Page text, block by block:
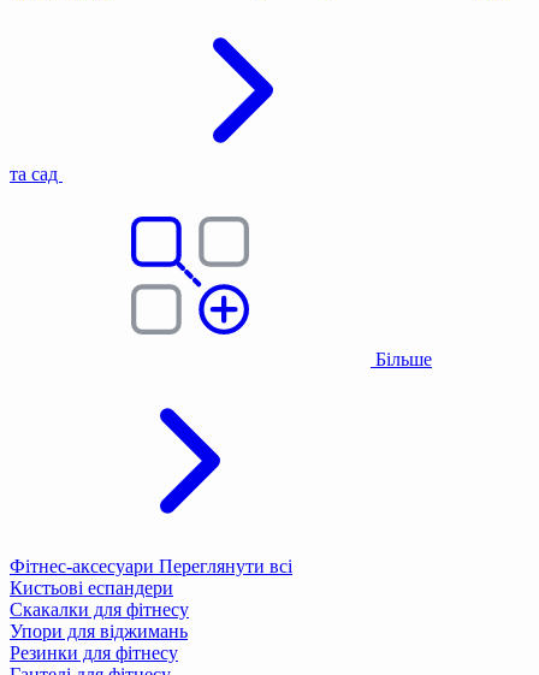
та сад
Більше
Фітнес-аксесуари Переглянути всі
Кистьові еспандери
Скакалки для фітнесу
Упори для віджимань
Резинки для фітнесу